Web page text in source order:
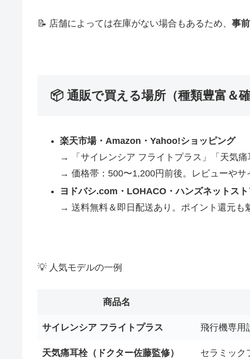
📝 店舗によっては在庫がない場合もあるため、 事
📦 通販で買える場所（種類豊富＆確
楽天市場・Amazon・Yahoo!ショッピング
→ 「サイレンシア フライトプラス」「天気
→ 価格帯：500〜1,200円前後。レビューやサ
ヨドバシ.com・LOHACO・ハンズネットスト
→ 送料無料＆即日配送あり。ポイント還元も
💡 人気モデルの一例
商品名
サイレンシア フライトプラス 飛行機専用
天気痛耳栓（ドクター佐藤監修） セラミック